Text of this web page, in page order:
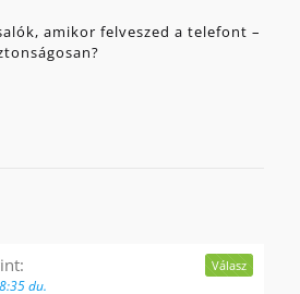
amikor felveszed a telefont –
du.
Válasz